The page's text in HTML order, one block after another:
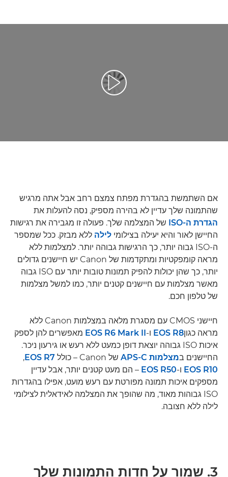
הפעל וידאו
אם השתמשת בהגדרת מפתח צמצם רחב אבל אתה מרגיש
שהתמונה שלך עדיין לא בהירה מספיק, נסה להעלות את
הגדרת ה-ISO
של המצלמה שלך. פעולה זו מגבירה את רגישות
החיישן לאור והיא יעילה בצילומי לילה ללא מבזק. ככל שמספר
ה-ISO גבוה יותר, כך הרגישות גבוהה יותר. למצלמות ללא
מראה קומפקטיות ומתקדמות של Canon יש חיישנים גדולים
יותר, כך שהן יכולות להפיק תמונות טובות יותר עם ISO גבוה
מאשר מצלמות עם חיישנים קטנים יותר, כמו למשל מצלמות
של טלפון חכם.
חיישני CMOS עם מסגרת מלאה במצלמות Canon ללא
מראה כגוןEOS R8 ו-EOS R6 Mark II מאפשרים להן לספק
איכות ISO גבוהה יוצאת דופן כמעט ללא רעש או גירעון ניכר.
החיישנים במצלמות APS-C של Canon – כולל EOS R7
‏,
EOS R10 ו-EOS R50 – הם מעט קטנים יותר, אבל עדיין
מספקים איכות תמונה מפורטת עם רעש מועט, אפילו בהגדרות
ISO גבוהות מאוד, מה שהופך את המצלמה לאידאלית לצילומי
לילה ללא חצובה.
3. שמור על חדות התמונות שלך